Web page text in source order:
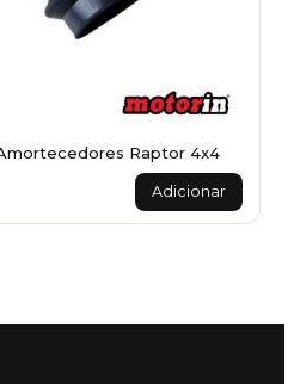
Raptor 4x4
Adicionar